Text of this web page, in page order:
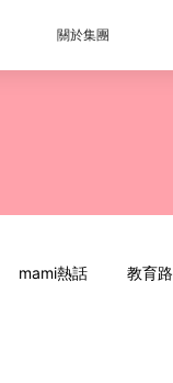
關於集團
mami熱話 教育路